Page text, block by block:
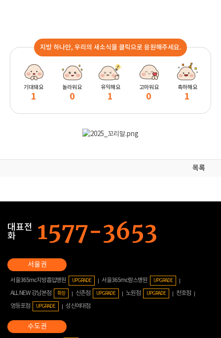
지방 하나만, 우리의 새소식을 클릭으로 응원해주세요.
기대돼요
1
놀라워요
0
유익해요
1
고마워요
0
축하해요
1
목록
대표전
화
서울365mc지방흡입병원 UPGRADE 서울365mc람스병원 UPGRADE
ALL NEW 강남본점 확장 신촌점 UPGRADE 노원점 UPGRADE
천호점
영등포점
UPGRADE 성신여대점